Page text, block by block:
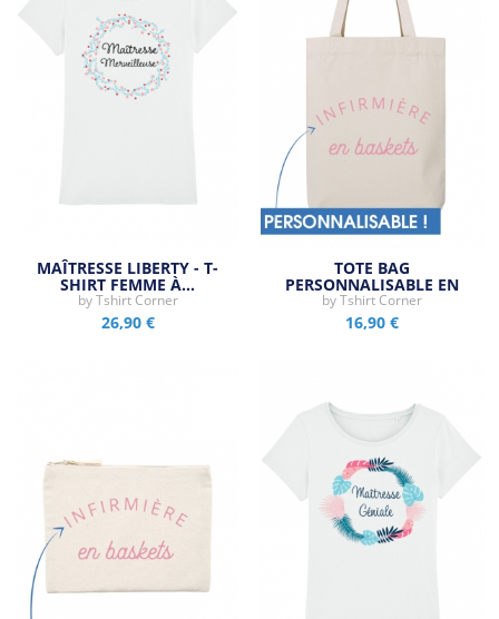
MAÎTRESSE LIBERTY - T-
SHIRT FEMME À…
byTshirt Corner
26,90 €
TOTE BAG
PERSONNALISABLE EN
BASKETS
byTshirt Corner
16,90 €